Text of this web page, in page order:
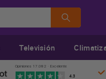
Televisión
Opiniones 17.082 · Excelente
4.3